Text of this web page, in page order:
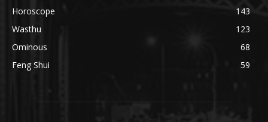
Horoscope
143
Wasthu
123
Ominous
68
Feng Shui
59